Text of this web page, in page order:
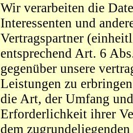
Wir verarbeiten die
Interessenten und
Vertragspartner
entsprechend Art. 6
gegenüber unsere
Leistungen zu
die Art, der Umfang
Erforderlichkeit ihrer
dem